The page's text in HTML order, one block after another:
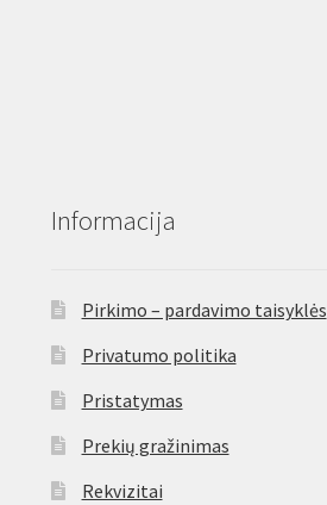
Informacija
Pirkimo – pardavimo taisyklės
Privatumo politika
Pristatymas
Prekių gražinimas
Rekvizitai